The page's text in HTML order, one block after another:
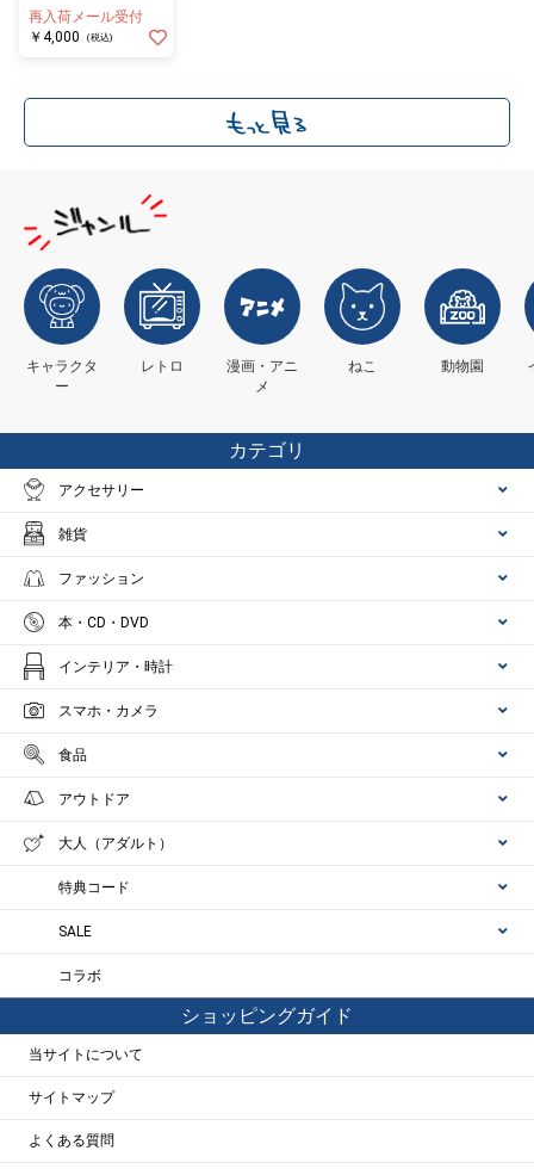
再入荷メール受付
￥4,000
(税込)
キャラクタ
ー
レトロ
漫画・アニ
メ
ねこ 動物園
カテゴリ
アクセサリー
雑貨
ファッション
本・CD・DVD
インテリア・時計
スマホ・カメラ
食品
アウトドア
大人（アダルト）
特典コード
SALE
コラボ
ショッピングガイド
当サイトについて
サイトマップ
よくある質問